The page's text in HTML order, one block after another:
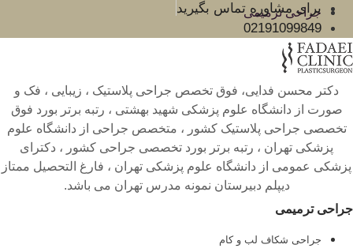
جراحی ترمیمی
برای مشاوره تماس بگیرید
02191099849
دکتر محسن فدایی، فوق تخصص جراحی پلاستیک ، زیبایی ، فک و
صورت از دانشگاه علوم پزشکی شهید بهشتی ، رتبه برتر بورد فوق
تخصصی جراحی پلاستیک کشور ، متخصص جراحی از دانشگاه علوم
پزشکی تهران ، رتبه برتر بورد تخصصی جراحی کشور ، دکترای
پزشکی عمومی از دانشگاه علوم پزشکی تهران ، فارغ التحصیل ممتاز
دیپلم دبیرستان نمونه مدرس تهران می باشد.
جراحی ترمیمی
جراحی شکاف لب و کام